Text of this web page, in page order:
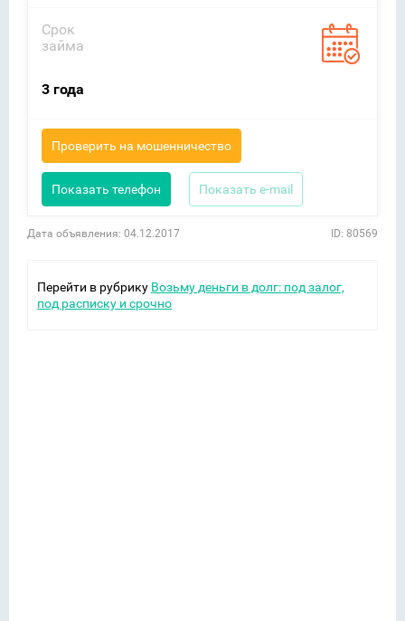
Срок
займа
3 года
Проверить на мошенничество
Показать телефон Показать e-mail
Дата объявления: 04.12.2017 ID: 80569
Перейти в рубрику Возьму деньги в долг: под залог,
под расписку и срочно